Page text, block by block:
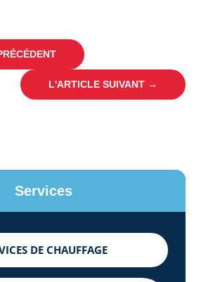
L'ARTICLE SUIVANT→
Services
DE CHAUFFAGE